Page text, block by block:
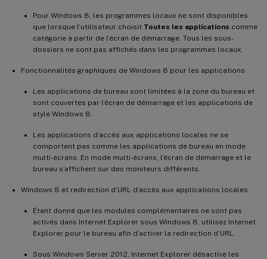
Pour Windows 8, les programmes locaux ne sont disponibles
que lorsque l’utilisateur choisit Toutes les applications comme
catégorie à partir de l’écran de démarrage. Tous les sous-
dossiers ne sont pas affichés dans les programmes locaux.
Fonctionnalités graphiques de Windows 8 pour les applications
Les applications de bureau sont limitées à la zone du bureau et
sont couvertes par l’écran de démarrage et les applications de
style Windows 8.
Les applications d’accès aux applications locales ne se
comportent pas comme les applications de bureau en mode
multi-écrans. En mode multi-écrans, l’écran de démarrage et le
bureau s’affichent sur des moniteurs différents.
Windows 8 et redirection d’URL d’accès aux applications locales
Étant donné que les modules complémentaires ne sont pas
activés dans Internet Explorer sous Windows 8, utilisez Internet
Explorer pour le bureau afin d’activer la redirection d’URL.
Sous Windows Server 2012, Internet Explorer désactive les